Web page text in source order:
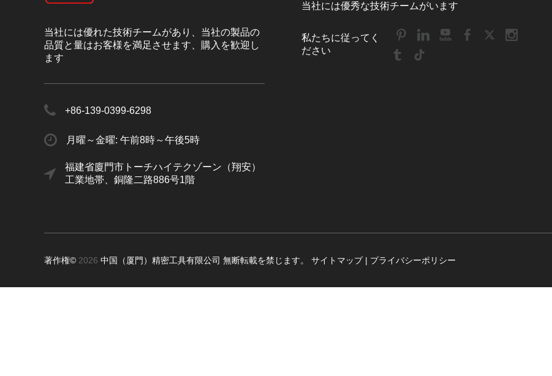
当社には優れた技術チームがあり、当社の製品の
品質と量はお客様を満足させます、購入を歓迎し
ます
+86-139-0399-6298
月曜～金曜: 午前8時～午後5時
福建省廈門市トーチハイテクゾーン（翔安）
工業地帯、銅隆二路886号1階
当社には優秀な技術チームがいます
私たちに従ってく
ださい
著作権© 2026 中国（厦門）精密工具有限公司 無断転載を禁じます。 サイトマップ| プライバシーポリシー